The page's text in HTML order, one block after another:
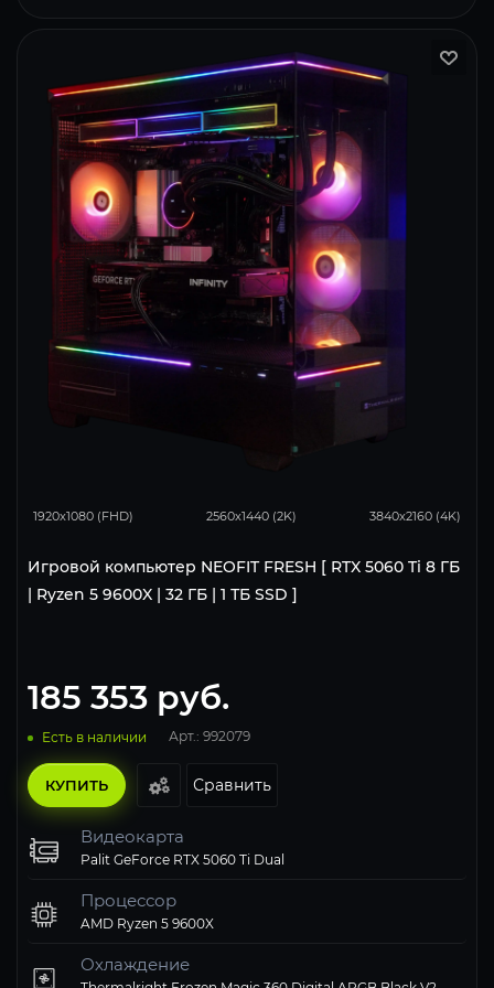
1920x1080 (FHD) 2560x1440 (2K) 3840x2160 (4K)
Игровой компьютер NEOFIT FRESH [ RTX 5060 Ti 8 ГБ
| Ryzen 5 9600X | 32 ГБ | 1 ТБ SSD ]
185 353 руб.
Есть в наличии Арт.: 992079
КУПИТЬ Сравнить
Видеокарта
Palit GeForce RTX 5060 Ti Dual
Процессор
AMD Ryzen 5 9600X
Охлаждение